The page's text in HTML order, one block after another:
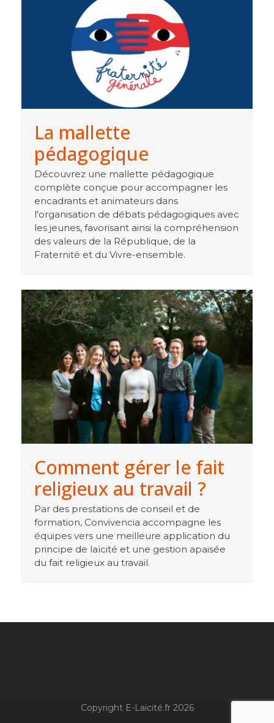
La mallette
pédagogique
Découvrez une mallette pédagogique
complète conçue pour accompagner les
encadrants et animateurs dans
l'organisation de débats pédagogiques avec
les jeunes, favorisant ainsi la compréhension
des valeurs de la République, de la
Fraternité et du Vivre-ensemble.
Comment gérer le fait
religieux au travail ?
Par des prestations de conseil et de
formation, Convivencia accompagne les
équipes vers une meilleure application du
principe de laïcité et une gestion apaisée
du fait religieux au travail.
Copyright E-Laïcité.fr 2026